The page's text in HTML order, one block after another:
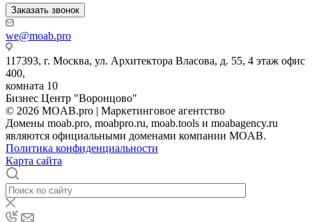
Заказать звонок
we@moab.pro
117393, г. Москва, ул. Архитектора Власова, д. 55, 4 этаж офис
400,
комната 10
Бизнес Центр "Воронцово"
© 2026 MOAB.pro | Маркетинговое агентство
Домены moab.pro, moabpro.ru, moab.tools и moabagency.ru
являются официальными доменами компании MOAB.
Политика конфиденциальности
Карта сайта